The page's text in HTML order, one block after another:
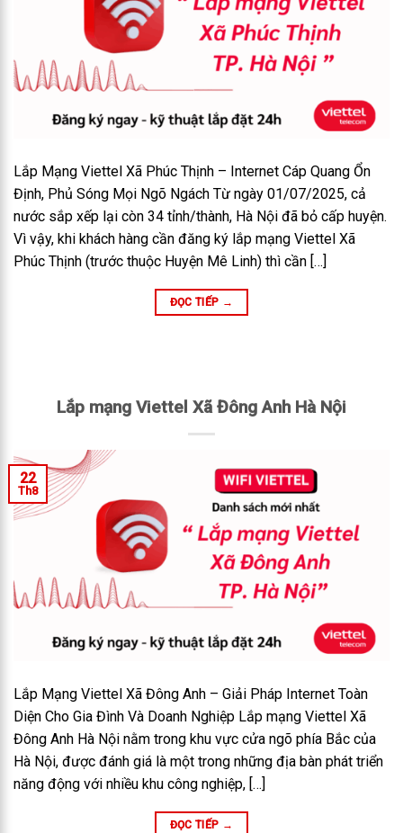
Lắp Mạng Viettel Xã Phúc Thịnh – Internet Cáp Quang Ổn
Định, Phủ Sóng Mọi Ngõ Ngách Từ ngày 01/07/2025, cả
nước sắp xếp lại còn 34 tỉnh/thành, Hà Nội đã bỏ cấp huyện.
Vì vậy, khi khách hàng cần đăng ký lắp mạng Viettel Xã
Phúc Thịnh (trước thuộc Huyện Mê Linh) thì cần […]
ĐỌC TIẾP →
Lắp mạng Viettel Xã Đông Anh Hà Nội
22
Th8
Lắp Mạng Viettel Xã Đông Anh – Giải Pháp Internet Toàn
Diện Cho Gia Đình Và Doanh Nghiệp Lắp mạng Viettel Xã
Đông Anh Hà Nội nằm trong khu vực cửa ngõ phía Bắc của
Hà Nội, được đánh giá là một trong những địa bàn phát triển
năng động với nhiều khu công nghiệp, […]
ĐỌC TIẾP →